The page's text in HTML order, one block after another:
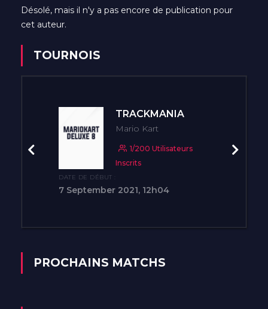
TOURNOIS
NEWS
Désolé, mais il n'y a pas encore de publication pour
cet auteur.
TOURNOIS
TRACKMANIA
Mario Kart
1/200 Utilisateurs
Inscrits
DATE DE DÉBUT :
7 September 2021, 12h04
PROCHAINS MATCHS